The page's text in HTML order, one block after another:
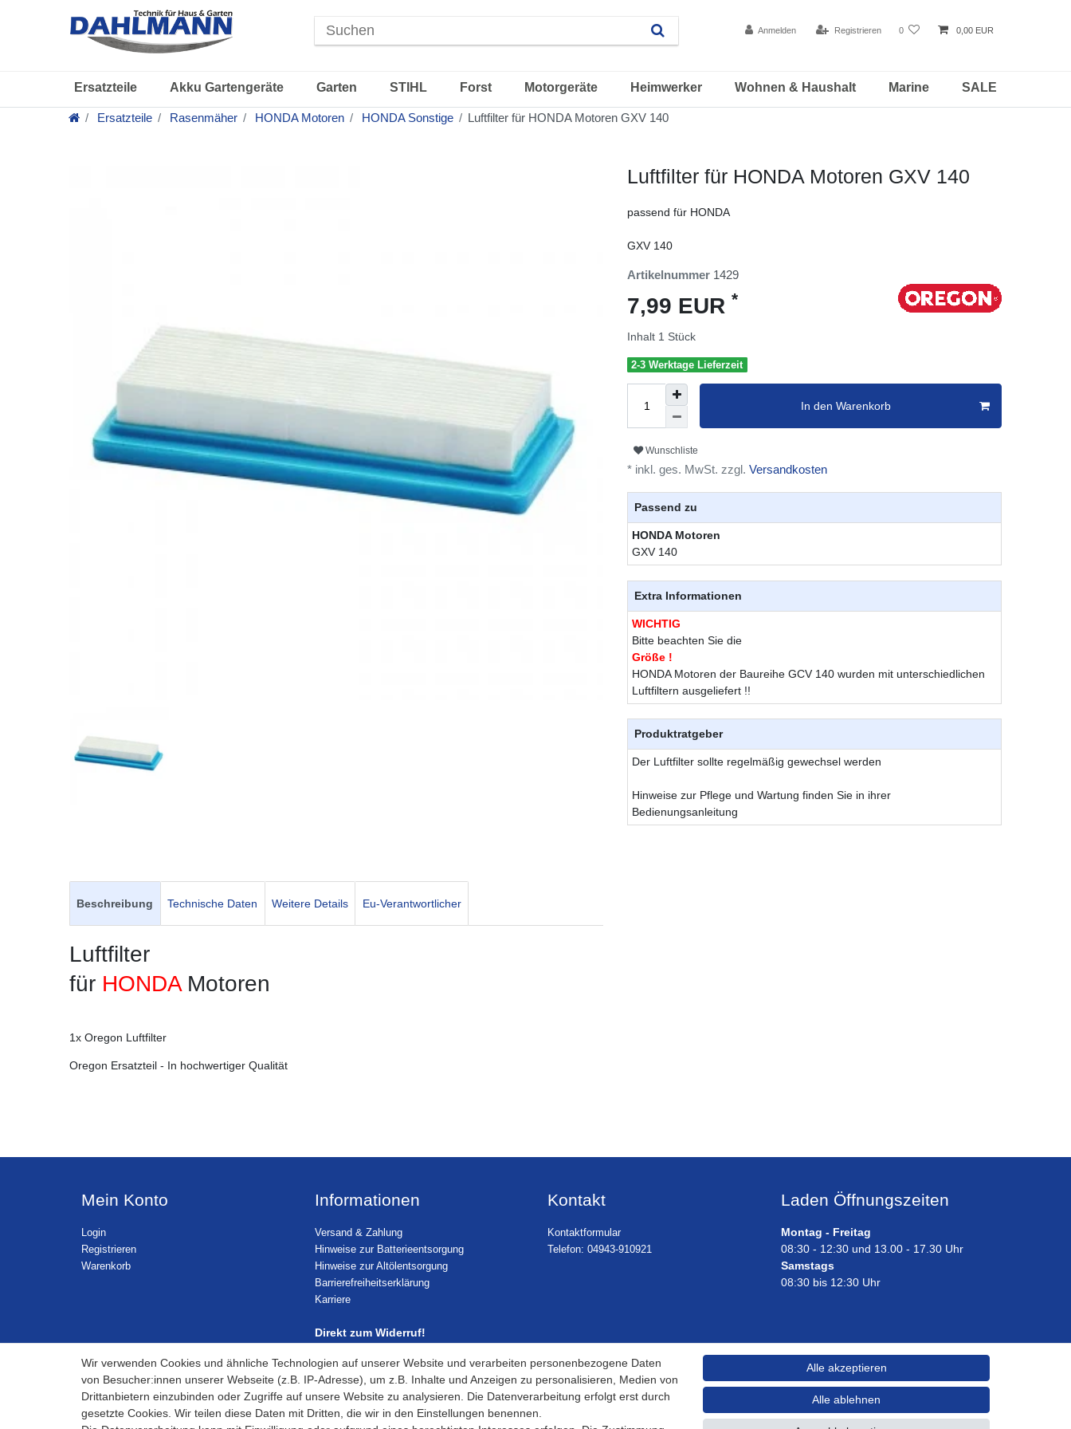
Anmelden Registrieren 0 0,00 EUR
Ersatzteile Akku Gartengeräte Garten STIHL Forst Motorgeräte Heimwerker Wohnen & Haushalt Marine SALE
Ersatzteile Rasenmäher HONDA Motoren HONDA Sonstige Luftfilter für HONDA Motoren GXV 140
Luftfilter für HONDA Motoren GXV 140
passend für HONDA
GXV 140
Artikelnummer 1429
7,99 EUR *
Inhalt 1 Stück
2-3 Werktage Lieferzeit
In den Warenkorb
Wunschliste
* inkl. ges. MwSt. zzgl. Versandkosten
Passend zu
HONDA Motoren
GXV 140
Extra Informationen
WICHTIG
Bitte beachten Sie die
Größe !
HONDA Motoren der Baureihe GCV 140 wurden mit unterschiedlichen
Luftfiltern ausgeliefert !!
Produktratgeber
Der Luftfilter sollte regelmäßig gewechsel werden
Hinweise zur Pflege und Wartung finden Sie in ihrer
Bedienungsanleitung
Beschreibung Technische Daten Weitere Details Eu-Verantwortlicher
Luftfilter
für HONDAMotoren
1x Oregon Luftfilter
Oregon Ersatzteil - In hochwertiger Qualität
Mein Konto
Login
Registrieren
Warenkorb
Informationen
Versand & Zahlung
Hinweise zur Batterieentsorgung
Hinweise zur Altölentsorgung
Barrierefreiheitserklärung
Karriere
Direkt zum Widerruf!
Kontakt
Kontaktformular
Telefon: 04943-910921
Laden Öffnungszeiten
Montag - Freitag
08:30 - 12:30 und 13.00 - 17.30 Uhr
Samstags
08:30 bis 12:30 Uhr
Wir verwenden Cookies und ähnliche Technologien auf unserer Website und verarbeiten personenbezogene Daten
von Besucher:innen unserer Webseite (z.B. IP-Adresse), um z.B. Inhalte und Anzeigen zu personalisieren, Medien von
Drittanbietern einzubinden oder Zugriffe auf unsere Website zu analysieren. Die Datenverarbeitung erfolgt erst durch
gesetzte Cookies. Wir teilen diese Daten mit Dritten, die wir in den Einstellungen benennen.
Alle akzeptieren
Alle ablehnen